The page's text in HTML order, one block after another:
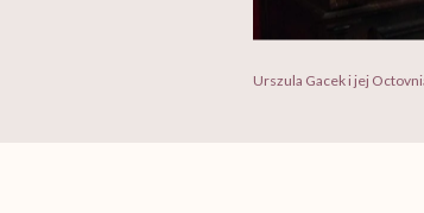
Urszula Gacek i jej